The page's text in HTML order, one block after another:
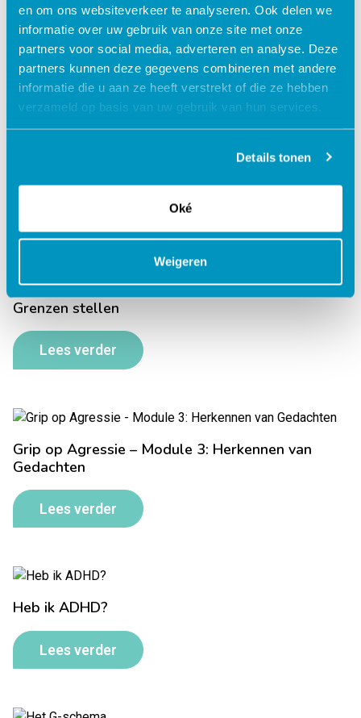
en om ons websiteverkeer te analyseren. Ook delen we
informatie over uw gebruik van onze site met onze
partners voor social media, adverteren en analyse. Deze
partners kunnen deze gegevens combineren met andere
informatie die u aan ze heeft verstrekt of die ze hebben
verzameld op basis van uw gebruik van hun services.
Details tonen
Oké
Weigeren
Geweld in je relatie
Lees verder
Grenzen stellen
Lees verder
Grip op Agressie – Module 3: Herkennen van
Gedachten
Lees verder
Heb ik ADHD?
Lees verder